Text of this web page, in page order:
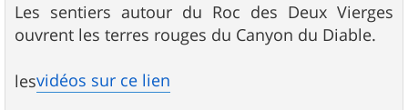
s
s
a
Les sentiers autour du Roc des Deux Vierges
ouvrent les terres rouges du Canyon du Diable.
lesvidéos sur ce lien